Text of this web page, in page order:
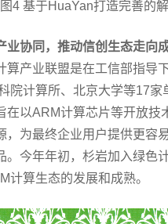
图4 基于HuaYan打造完善的
业协同，推动信创生态走向
算产业联盟是在工信部指导
院计算所、北京大学等17家
在以ARM计算芯片等开放技
，为最终企业用户提供更容
。今年年初，杉岩加入绿色
计算生态的发展和成熟。